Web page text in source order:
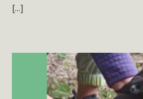
[...]